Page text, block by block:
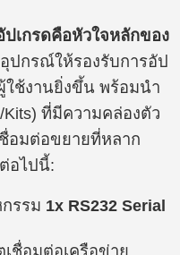
เกรดคือหัวใจหลักของ
ปกรณ์ให้รองรับการอัป
ใช้งานยิ่งขึ้น พร้อมนำ
ที่มีความคล่องตัว
อมต่อขยายที่หลาก
อไปนี้:
รรม 1x RS232 Serial
ชื่อมต่อเครือข่าย